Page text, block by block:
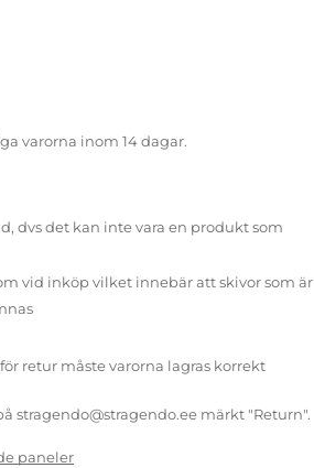
varorna inom 14 dagar.
dvs det kan inte vara en produkt som
vid inköp vilket innebär att skivor som är
retur måste varorna lagras korrekt
stragendo@stragendo.ee märkt "Return".
paneler